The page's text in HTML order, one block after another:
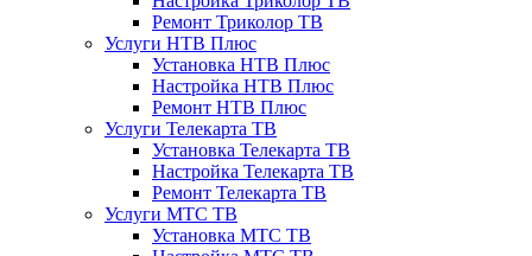
Ремонт Триколор ТВ
Услуги НТВ Плюс
Установка НТВ Плюс
Настройка НТВ Плюс
Ремонт НТВ Плюс
Услуги Телекарта ТВ
Установка Телекарта ТВ
Настройка Телекарта ТВ
Ремонт Телекарта ТВ
Услуги МТС ТВ
Установка МТС ТВ